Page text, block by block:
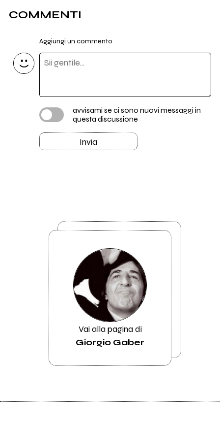
COMMENTI
Aggiungi un commento
avvisami se ci sono nuovi messaggi in
questa discussione
Invia
Vai alla pagina di
Giorgio Gaber